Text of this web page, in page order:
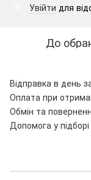
Увійти для
До
Відправка в день
Оплата при
Обмін та
Допомога у